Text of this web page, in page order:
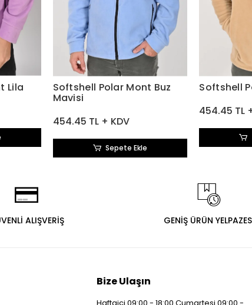
Lila
Softshell Polar Mont Buz
Mavisi
454.45 TL + KDV
Sepete Ekle
Softshell
454.45 TL
ALIŞVERİŞ GENİŞ ÜRÜN
Bize Ulaşın